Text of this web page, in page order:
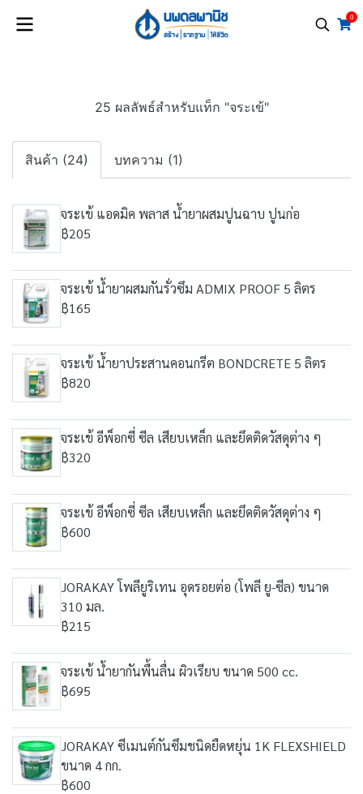
0
25 ผลลัพธ์สำหรับแท็ก "จระเข้"
สินค้า (24) บทความ (1)
จระเข้ แอดมิค พลาส น้ำยาผสมปูนฉาบ ปูนก่อ
฿205
จระเข้ น้ำยาผสมกันรั่วซึม ADMIX PROOF 5 ลิตร
฿165
จระเข้ น้ำยาประสานคอนกรีต BONDCRETE 5 ลิตร
฿820
จระเข้ อีพ็อกซี่ ซีล เสียบเหล็ก และยึดติดวัสดุต่าง ๆ
฿320
จระเข้ อีพ็อกซี่ ซีล เสียบเหล็ก และยึดติดวัสดุต่าง ๆ
฿600
JORAKAY โพลียูริเทน อุดรอยต่อ (โพลี ยู-ซีล) ขนาด
310 มล.
฿215
จระเข้ น้ำยากันพื้นลื่น ผิวเรียบ ขนาด 500 cc.
฿695
JORAKAY ซีเมนต์กันซึมชนิดยืดหยุ่น 1K FLEXSHIELD
ขนาด 4 กก.
฿600